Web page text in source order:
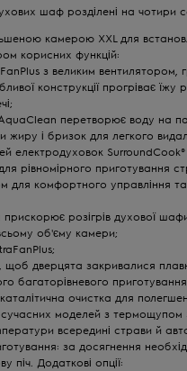
шаф розділені на чотири
камерою XXL для
корисних функцій:
з великим вентилятором,
​​конструкції прогріває їжу
перетворює воду на
і бризок для легкого
електродуховок SurroundCook®
рівномірного приготування
для комфортного управління та
розігрів духової
об'єму камери;
дверцята закривалися
багаторівневого
очистка для
моделей з термощупом
всередині страви й
за досягнення
піч. Додаткові опції: